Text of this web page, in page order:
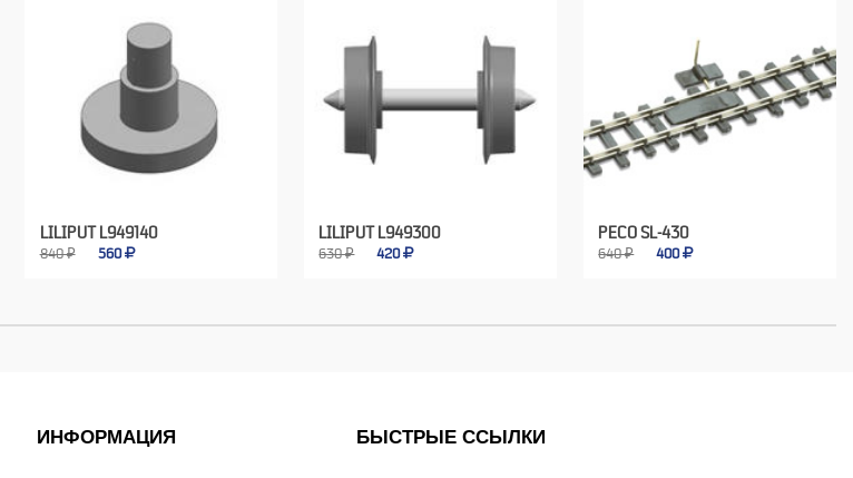
LILIPUT L949140
840 ₽ 560
LILIPUT L949300
630 ₽ 420
PECO SL-430
640 ₽ 400
ИНФОРМАЦИЯ БЫСТРЫЕ ССЫЛКИ